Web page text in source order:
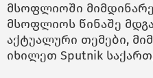
მსოფლიოში
მსოფლიოს წინაშე
აქტუალური თემები,
იხილეთ Sputnik